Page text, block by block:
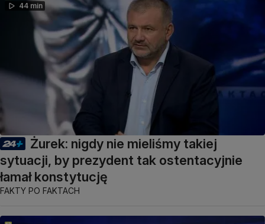
44 min
Żurek: nigdy nie mieliśmy takiej
sytuacji, by prezydent tak ostentacyjnie
łamał konstytucję
FAKTY PO FAKTACH